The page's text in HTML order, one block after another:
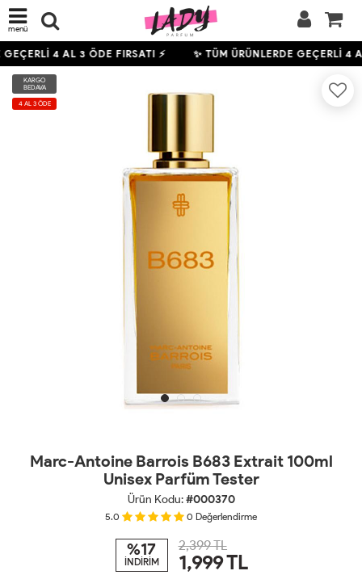
menü
4AL 3 ÖDE FIRSATI ⚡ ✨ TÜM ÜRÜNLERDE GEÇERLİ4
KARGO
BEDAVA
4 AL 3 ÖDE
Marc-Antoine Barrois B683 Extrait 100ml
Unisex Parfüm Tester
Ürün Kodu:#000370
5.0 0 Değerlendirme
%17
İNDİRİM
2,399 TL
1,999TL